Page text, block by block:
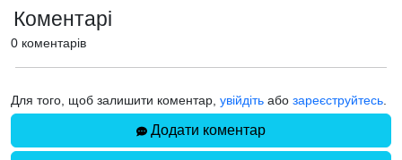
Коментарі
0 коментарів
Для того, щоб залишити коментар, увійдіть або зареєструйтесь.
Додати коментар